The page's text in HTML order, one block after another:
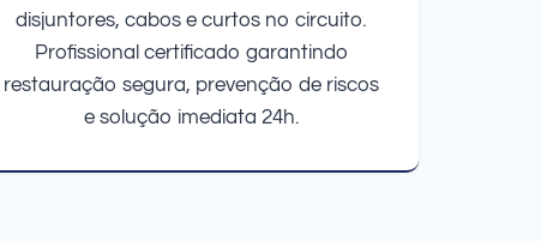
disjuntores, cabos e curtos no circuito.
Profissional certificado garantindo
restauração segura, prevenção de riscos
e solução imediata 24h.